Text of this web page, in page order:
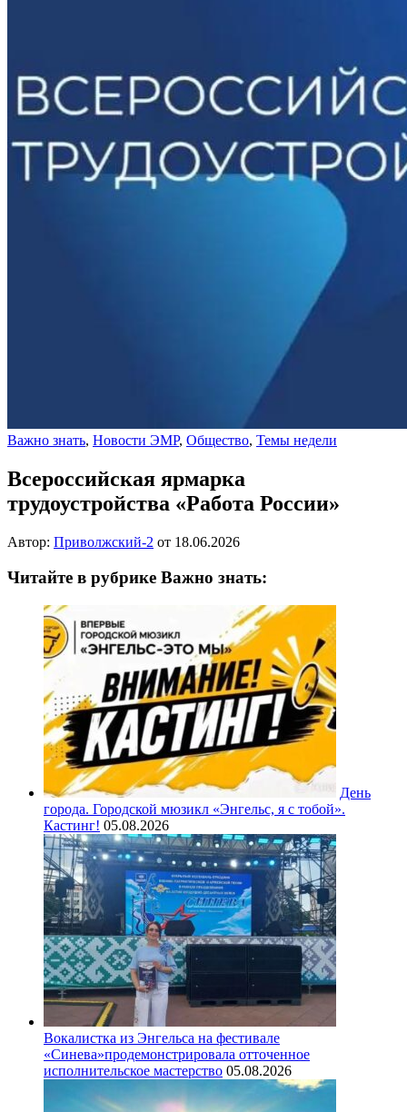
Важно знать, Новости ЭМР, Общество, Темы недели
Всероссийская ярмарка
трудоустройства «Работа России»
Автор: Приволжский-2 от 18.06.2026
Читайте в рубрике Важно знать:
День
города. Городской мюзикл «Энгельс, я с тобой».
Кастинг! 05.08.2026
Вокалистка из Энгельса на фестивале
«Синева»продемонстрировала отточенное
исполнительское мастерство 05.08.2026